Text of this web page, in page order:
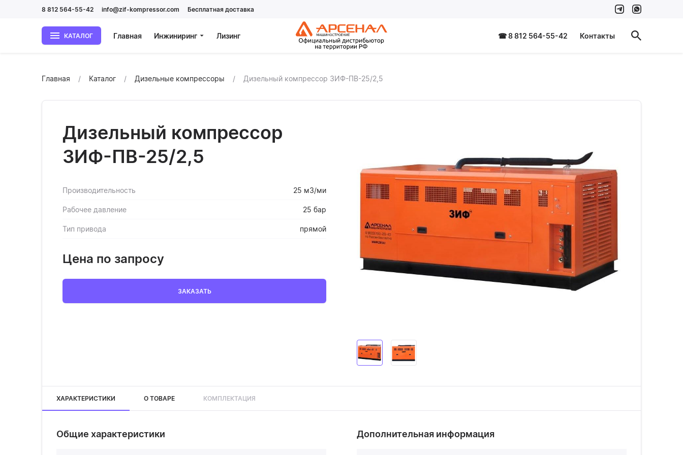
8 812 564-55-42 info@zif-kompressor.com Бесплатная доставка
КАТАЛОГ Главная Инжиниринг Лизинг ☎ 8 812 564-55-42 Контакты
Главная Каталог Дизельные компрессоры Дизельный компрессор ЗИФ-ПВ-25/2,5
Дизельный компрессор
ЗИФ-ПВ-25/2,5
Производительность 25 м3/ми
Рабочее давление 25 бар
Тип привода прямой
Цена по запросу
ЗАКАЗАТЬ
ХАРАКТЕРИСТИКИ О ТОВАРЕ КОМПЛЕКТАЦИЯ
Общие характеристики Дополнительная информация